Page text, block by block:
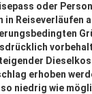
oder
in Reiseverläufen
erhoben
niedrig wie